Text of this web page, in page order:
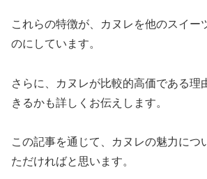
これらの特徴が、カヌレを他のスイー
のにしています。
さらに、カヌレが比較的高価である理
きるかも詳しくお伝えします。
この記事を通じて、カヌレの魅力につ
ただければと思います。